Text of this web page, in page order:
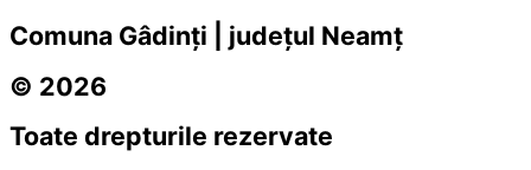
Comuna Gâdinți | județul Neamț
© 2026
Toate drepturile rezervate